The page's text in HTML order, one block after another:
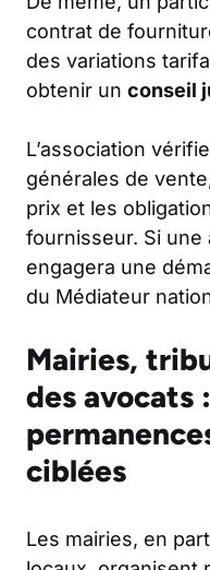
contrat de
des variations
obtenir un conseil
L’association
générales de
prix et les
fournisseur. Si une
engagera une
du Médiateur
Mairies,
des avocats
ciblées
Les mairies, en